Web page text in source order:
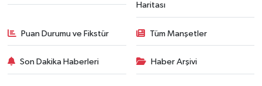
Haritası
Puan Durumu ve Fikstür Tüm Manşetler
Son Dakika Haberleri Haber Arşivi